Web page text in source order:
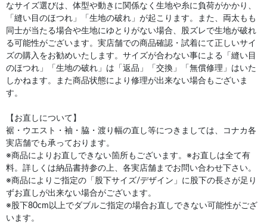
なサイズ選びは、体型や動きに関係なく生地や糸に負荷がかかり、
「縫い目のほつれ」「生地の破れ」が起こります。また、両太もも
同士が当たる場合や生地にゆとりがない場合、股ズレで生地が破れ
る可能性がございます。実店舗での商品確認・試着にて正しいサイ
ズの購入をお勧めいたします。サイズが合わない事による「縫い目
のほつれ」「生地の破れ」は「返品」「交換」「無償修理」はいた
しかねます。また商品状態により修理が出来ない場合もございま
す。
【お直しについて】
裾・ウエスト・袖・脇・渡り幅の直し等につきましては、コナカ各
実店舗でも承っております。
※商品によりお直しできない箇所もございます。※お直しは全て有
料。詳しくは納品書持参の上、各実店舗までお問い合わせ下さい。
※商品によりご指定の「股下サイズ/デザイン」に股下の長さが足り
ずお直しが出来ない場合がございます。
※股下80cm以上でダブルご指定の場合お直しできない可能性がござ
います。